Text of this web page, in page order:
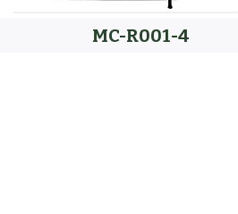
MC-R001-4